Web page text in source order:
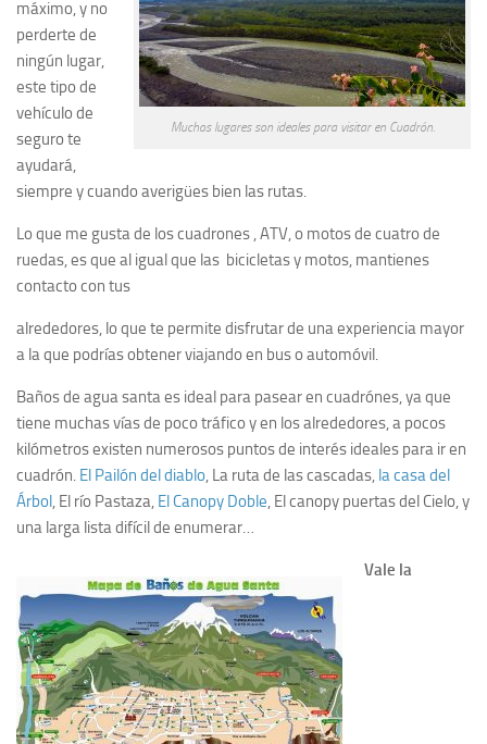
Muchos lugares son ideales para visitar en Cuadrón.
máximo, y no
perderte de
ningún lugar,
este tipo de
vehículo de
seguro te
ayudará,
siempre y cuando averigües bien las rutas.
Lo que me gusta de los cuadrones , ATV, o motos de cuatro de
ruedas, es que al igual que las bicicletas y motos, mantienes
contacto con tus
alrededores, lo que te permite disfrutar de una experiencia mayor
a la que podrías obtener viajando en bus o automóvil.
Baños de agua santa es ideal para pasear en cuadrónes, ya que
tiene muchas vías de poco tráfico y en los alrededores, a pocos
kilómetros existen numerosos puntos de interés ideales para ir en
cuadrón. El Pailón del diablo, La ruta de las cascadas, la casa del
Árbol, El río Pastaza, El Canopy Doble, El canopy puertas del Cielo, y
una larga lista difícil de enumerar…
Vale la